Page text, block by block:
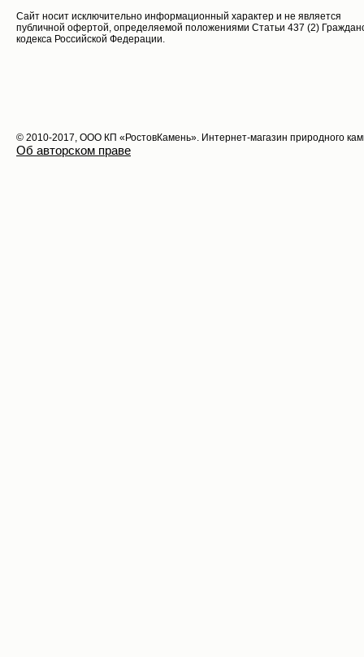
Cайт носит исключительно информационный характер и не является
публичной офертой, определяемой положениями Статьи 437 (2)
кодекса Российской Федерации.
© 2010-2017, ООО КП «РостовКамень». Интернет-магазин природного
Об авторском праве